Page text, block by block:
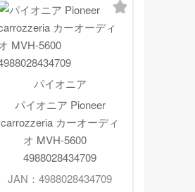
パイオニア
パイオニア Pioneer
carrozzeria カーオーディ
オ MVH-5600
4988028434709
JAN：4988028434709